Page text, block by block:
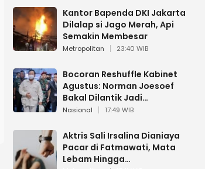
Kantor Bapenda DKI Jakarta
Dilalap si Jago Merah, Api
Semakin Membesar
Metropolitan 23:40 WIB
Bocoran Reshuffle Kabinet
Agustus: Norman Joesoef
Bakal Dilantik Jadi
Wamenhan RI
Nasional 17:49 WIB
Aktris Sali Irsalina Dianiaya
Pacar di Fatmawati, Mata
Lebam Hingga